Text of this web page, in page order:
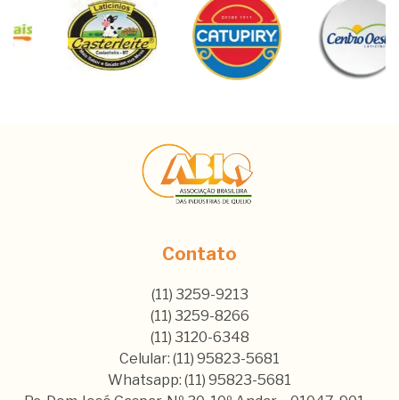
Contato
(11) 3259-9213
(11) 3259-8266
(11) 3120-6348
Celular: (11) 95823-5681
Whatsapp: (11) 95823-5681